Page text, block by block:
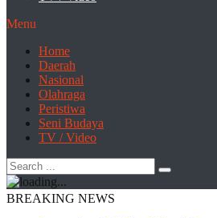
Menu
Home
Daerah
Nasional
Olahraga
Peristiwa
Seni Budaya
TV / Video
BREAKING NEWS